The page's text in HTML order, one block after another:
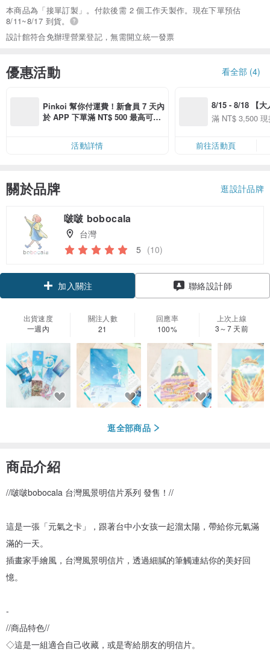
本商品為「接單訂製」。付款後需 2 個工作天製作。現在下單預估
8/11~8/17 到貨。
設計館符合免辦理營業登記，無需開立統一發票
優惠活動 看全部 (4)
Pinkoi 幫你付運費！新會員 7 天內
於 APP 下單滿 NT$ 500 最高可折
活動詳情
8/15 - 8/18 【大
季】滿
滿 NT$ 3,500
前往活動頁
關於品牌 逛設計品牌
啵啵 bobocala
台灣
5 (10)
加入關注 聯絡設計師
出貨速度
一週內
關注人數
21
回應率
100%
上次上線
3～7 天前
逛全部商品
商品介紹
//啵啵bobocala 台灣風景明信片系列 發售！//
這是一張「元氣之卡」，跟著台中小女孩一起溜太陽，帶給你元氣滿
滿的一天。
插畫家手繪風，台灣風景明信片，透過細膩的筆觸連結你的美好回
憶。
-
//商品特色//
◇這是一組適合自己收藏，或是寄給朋友的明信片。